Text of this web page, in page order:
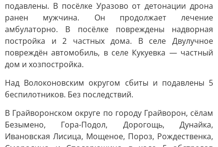
подавлены. В посёлке Уразово от детонации дрона
ранен мужчина. Он продолжает лечение
амбулаторно. В посёлке повреждены надворная
постройка и 2 частных дома. В селе Двулучное
повреждён автомобиль, в селе Кукуевка — частный
дом и хозпостройка.
Над Волоконовским округом сбиты и подавлены 5
беспилотников. Без последствий.
В Грайворонском округе по городу Грайворон, сёлам
Безымено, Гора-Подол, Дорогощь, Дунайка,
Ивановская Лисица, Мощеное, Пороз, Рождественка,